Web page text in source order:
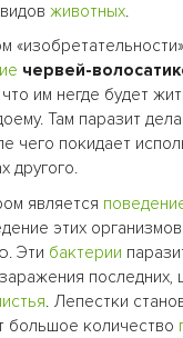
животных.
«изобретательности»
червей-
им негде будет
Там паразит
чего покидает
другого.
является
этих
Эти бактерии
последних,
. Лепестки
большое количество